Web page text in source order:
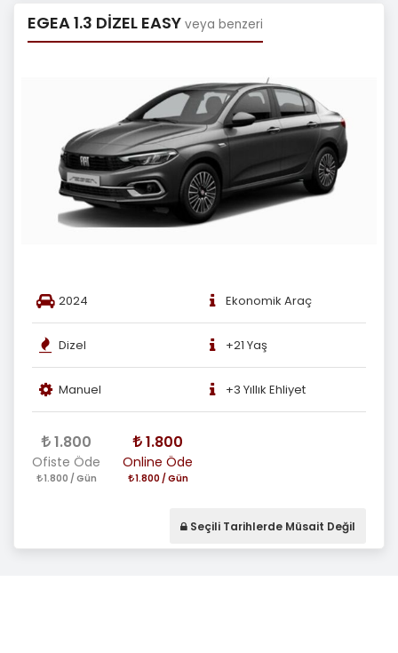
EGEA 1.3 DİZEL EASY veya benzeri
2024 Ekonomik Araç
Dizel +21 Yaş
Manuel +3 Yıllık Ehliyet
1.800
Ofiste Öde
1.800 / Gün
1.800
Online Öde
1.800 / Gün
Seçili Tarihlerde Müsait Değil